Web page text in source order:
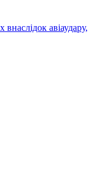
авіаудару,